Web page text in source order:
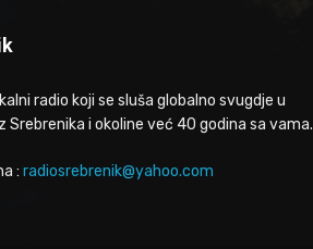
radio koji se sluša globalno svugdje u
Srebrenika i okoline već 40 godina sa vama.
: radiosrebrenik@yahoo.com